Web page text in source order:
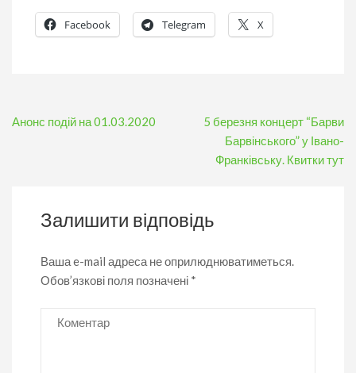
Facebook Telegram X
Навігація
Анонс подій на 01.03.2020
5 березня концерт “Барви
Барвінського” у Івано-
Франківську. Квитки тут
Залишити відповідь
Ваша e-mail адреса не оприлюднюватиметься.
Обов’язкові поля позначені *
Коментар